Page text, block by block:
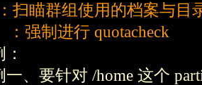
扫瞄群组使用的档案与目
强制进行 quotacheck
一、要针对 /home 这个